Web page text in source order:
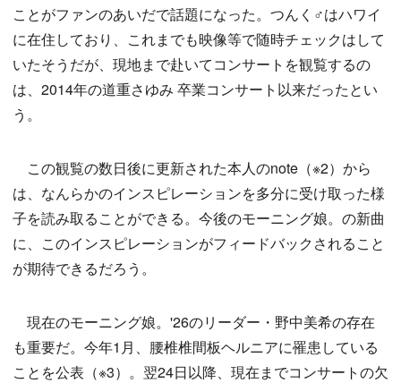
ことがファンのあいだで話題になった。つんく♂はハワイ
に在住しており、これまでも映像等で随時チェックはして
いたそうだが、現地まで赴いてコンサートを観覧するの
は、2014年の道重さゆみ 卒業コンサート以来だったとい
う。
この観覧の数日後に更新された本人のnote（※2）から
は、なんらかのインスピレーションを多分に受け取った様
子を読み取ることができる。今後のモーニング娘。の新曲
に、このインスピレーションがフィードバックされること
が期待できるだろう。
現在のモーニング娘。'26のリーダー・野中美希の存在
も重要だ。今年1月、腰椎椎間板ヘルニアに罹患している
ことを公表（※3）。翌24日以降、現在までコンサートの欠